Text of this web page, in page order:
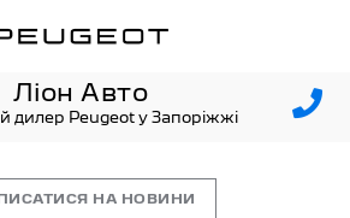
Ліон Авто
дилер Peugeot у Запоріжжі
НА НОВИНИ